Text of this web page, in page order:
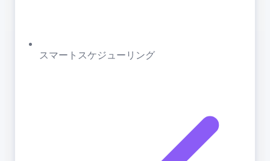
スマートスケジューリング